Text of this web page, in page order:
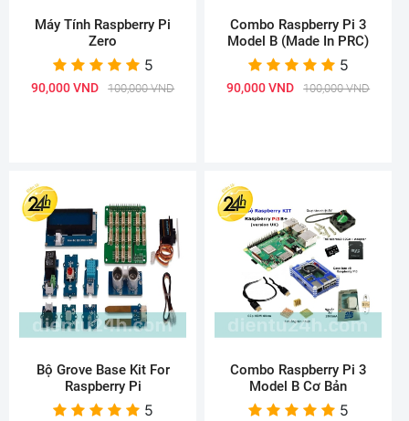
Máy Tính Raspberry Pi
Zero
5
90,000 VND 100,000 VND
Combo Raspberry Pi 3
Model B (Made In PRC)
5
90,000 VND 100,000 VND
Bộ Grove Base Kit For
Raspberry Pi
5
Combo Raspberry Pi 3
Model B Cơ Bản
5